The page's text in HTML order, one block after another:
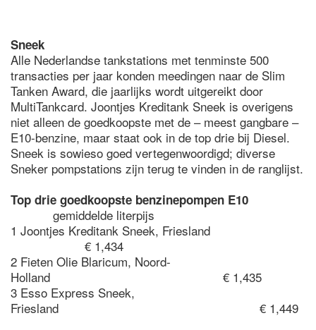
Sneek
Alle Nederlandse tankstations met tenminste 500
transacties per jaar konden meedingen naar de Slim
Tanken Award, die jaarlijks wordt uitgereikt door
MultiTankcard. Joontjes Kreditank Sneek is overigens
niet alleen de goedkoopste met de – meest gangbare –
E10-benzine, maar staat ook in de top drie bij Diesel.
Sneek is sowieso goed vertegenwoordigd; diverse
Sneker pompstations zijn terug te vinden in de ranglijst.
Top drie goedkoopste benzinepompen E10
gemiddelde literpijs
1 Joontjes Kreditank Sneek, Friesland
€ 1,434
2 Fieten Olie Blaricum, Noord-
Holland € 1,435
3 Esso Express Sneek,
Friesland € 1,449